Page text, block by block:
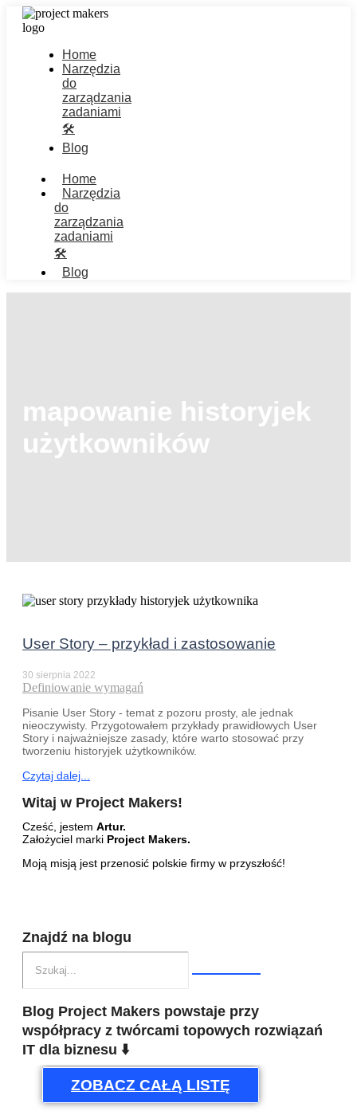
Home
Narzędzia
do
zarządzania
zadaniami
🛠️
Blog
Home
Narzędzia
do
zarządzania
zadaniami
🛠️
Blog
mapowanie historyjek
użytkowników
User Story – przykład i zastosowanie
30 sierpnia 2022
Definiowanie wymagań
Pisanie User Story - temat z pozoru prosty, ale jednak
nieoczywisty. Przygotowałem przykłady prawidłowych User
Story i najważniejsze zasady, które warto stosować przy
tworzeniu historyjek użytkowników.
Czytaj dalej...
Witaj w Project Makers!
Cześć, jestem Artur.
Założyciel marki Project Makers.
Moją misją jest przenosić polskie firmy w przyszłość!
Znajdź na blogu
Blog Project Makers powstaje przy
współpracy z twórcami topowych rozwiązań
IT dla biznesu ⬇️
ZOBACZ CAŁĄ LISTĘ